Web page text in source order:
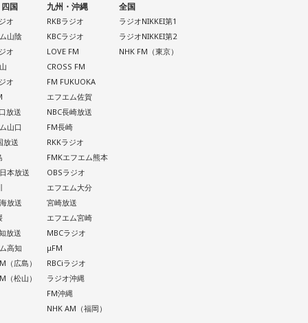
国
オ
山陰
オ
オ
放送
山口
放送
本放送
放送
放送
高知
（広島）
（松山）
九州・沖縄
RKBラジオ
KBCラジオ
LOVE FM
CROSS FM
FM FUKUOKA
エフエム佐賀
NBC長崎放送
FM長崎
RKKラジオ
FMKエフエム熊本
OBSラジオ
エフエム大分
宮崎放送
エフエム宮崎
MBCラジオ
μFM
RBCiラジオ
ラジオ沖縄
FM沖縄
NHK AM（福岡）
全国
ラジオNIKKEI第1
ラジオNIKKEI第2
NHK FM（東京）